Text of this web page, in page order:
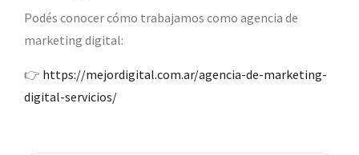
Podés conocer cómo trabajamos como agencia de
marketing digital:
👉 https://mejordigital.com.ar/agencia-de-marketing-
digital-servicios/